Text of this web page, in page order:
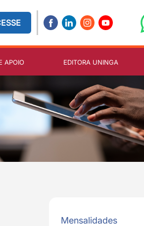
APOIO EDITORA UNINGA
Mensalidades